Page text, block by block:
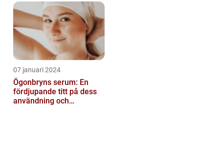
hudens åld...
07 januari 2024
Ögonbryns serum: En
fördjupande titt på dess
användning och